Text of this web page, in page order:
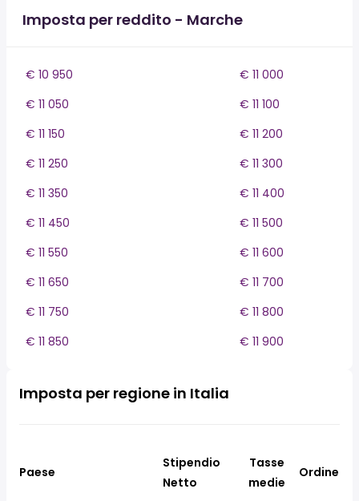
Imposta per reddito - Marche
€ 10 950
€ 11 000
€ 11 050
€ 11 100
€ 11 150
€ 11 200
€ 11 250
€ 11 300
€ 11 350
€ 11 400
€ 11 450
€ 11 500
€ 11 550
€ 11 600
€ 11 650
€ 11 700
€ 11 750
€ 11 800
€ 11 850
€ 11 900
Imposta per regione in Italia
Paese
Stipendio
Netto
Tasse
medie
Ordine